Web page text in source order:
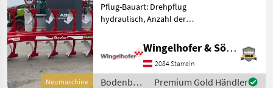
Neumaschine
Pflug-Bauart: Drehpflug
hydraulisch, Anzahl der
Maiseinleger,
Steinsicherung, Stützrad - 9-
Schar Wendepflug -
hydraulische
Wingelhofer & Söhne GmbH
2084 Starrein
BodenbearbeitungPremium Gold Händler